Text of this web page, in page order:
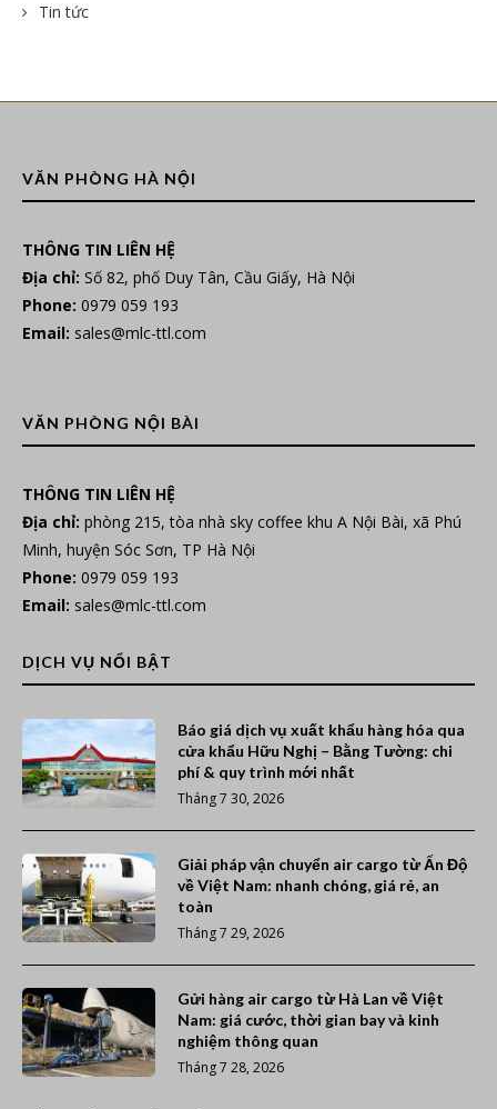
Tin tức
VĂN PHÒNG HÀ NỘI
THÔNG TIN LIÊN HỆ
Địa chỉ: Số 82, phố Duy Tân, Cầu Giấy, Hà Nội
Phone: 0979 059 193
Email: sales@mlc-ttl.com
VĂN PHÒNG NỘI BÀI
THÔNG TIN LIÊN HỆ
Địa chỉ: phòng 215, tòa nhà sky coffee khu A Nội Bài, xã Phú
Minh, huyện Sóc Sơn, TP Hà Nội
Phone: 0979 059 193
Email: sales@mlc-ttl.com
DỊCH VỤ NỔI BẬT
Báo giá dịch vụ xuất khẩu hàng hóa qua
cửa khẩu Hữu Nghị – Bằng Tường: chi
phí & quy trình mới nhất
Tháng 7 30, 2026
Giải pháp vận chuyển air cargo từ Ấn Độ
về Việt Nam: nhanh chóng, giá rẻ, an
toàn
Tháng 7 29, 2026
Gửi hàng air cargo từ Hà Lan về Việt
Nam: giá cước, thời gian bay và kinh
nghiệm thông quan
Tháng 7 28, 2026